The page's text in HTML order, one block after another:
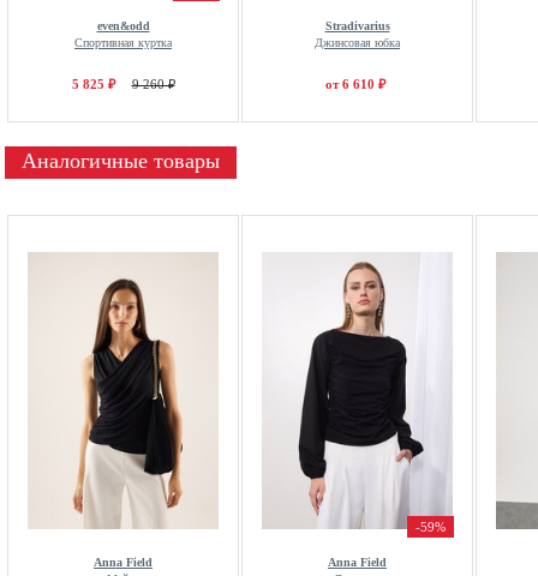
even&odd
Спортивная куртка
5 825 ₽ 9 260 ₽
Stradivarius
Джинсовая юбка
от 6 610 ₽
Аналогичные товары
Anna Field
-59%
Anna Field